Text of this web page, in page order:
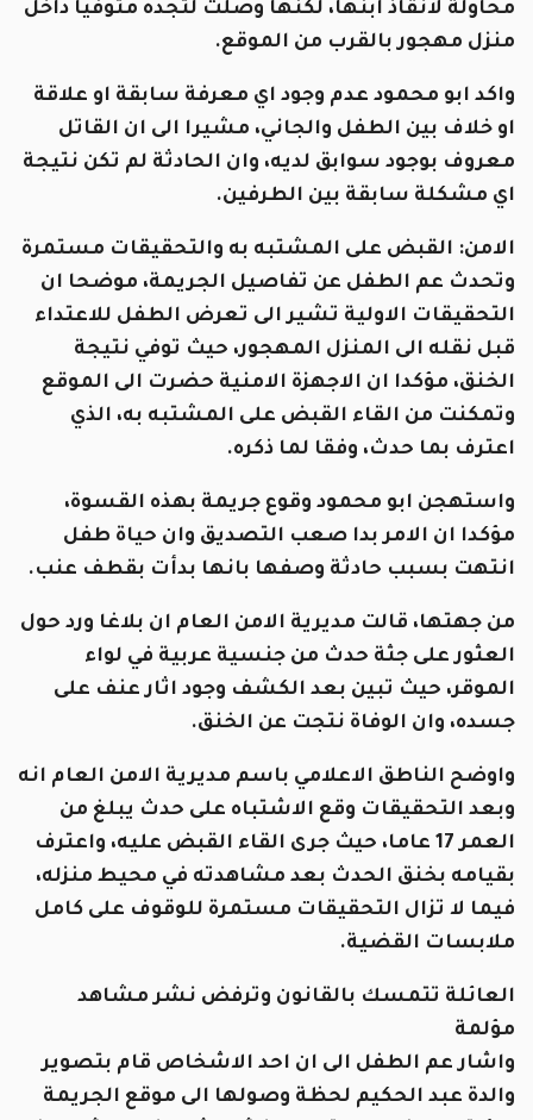
محاولة لانقاذ ابنها، لكنها وصلت لتجده متوفيا داخل
منزل مهجور بالقرب من الموقع.
واكد ابو محمود عدم وجود اي معرفة سابقة او علاقة
او خلاف بين الطفل والجاني، مشيرا الى ان القاتل
معروف بوجود سوابق لديه، وان الحادثة لم تكن نتيجة
اي مشكلة سابقة بين الطرفين.
الامن: القبض على المشتبه به والتحقيقات مستمرة
وتحدث عم الطفل عن تفاصيل الجريمة، موضحا ان
التحقيقات الاولية تشير الى تعرض الطفل للاعتداء
قبل نقله الى المنزل المهجور، حيث توفي نتيجة
الخنق، مؤكدا ان الاجهزة الامنية حضرت الى الموقع
وتمكنت من القاء القبض على المشتبه به، الذي
اعترف بما حدث، وفقا لما ذكره.
واستهجن ابو محمود وقوع جريمة بهذه القسوة،
مؤكدا ان الامر بدا صعب التصديق وان حياة طفل
انتهت بسبب حادثة وصفها بانها بدأت بقطف عنب.
من جهتها، قالت مديرية الامن العام ان بلاغا ورد حول
العثور على جثة حدث من جنسية عربية في لواء
الموقر، حيث تبين بعد الكشف وجود اثار عنف على
جسده، وان الوفاة نتجت عن الخنق.
واوضح الناطق الاعلامي باسم مديرية الامن العام انه
وبعد التحقيقات وقع الاشتباه على حدث يبلغ من
العمر 17 عاما، حيث جرى القاء القبض عليه، واعترف
بقيامه بخنق الحدث بعد مشاهدته في محيط منزله،
فيما لا تزال التحقيقات مستمرة للوقوف على كامل
ملابسات القضية.
العائلة تتمسك بالقانون وترفض نشر مشاهد
مؤلمة
واشار عم الطفل الى ان احد الاشخاص قام بتصوير
والدة عبد الحكيم لحظة وصولها الى موقع الجريمة